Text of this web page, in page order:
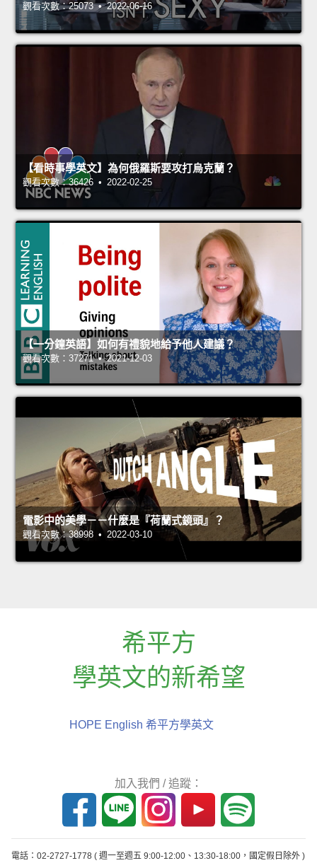
觀看次數：25073 • 2022-06-16
【看時事學英文】為何俄羅斯要攻打烏克蘭？
觀看次數：36426 • 2022-02-25
【一分鐘英語】如何有禮貌地給予他人建議？
觀看次數：37271 • 2021-12-03
電影中的美學－－什麼是『荷蘭式鏡頭』？
觀看次數：38998 • 2022-03-10
希平方
學英文的新希望
HOPE English 希平方學英文
加入我們 / 追蹤：
電話：02-2727-1778 ( 週一至週五 9:00-12:00、13:30-18:00，國定假日除外 )